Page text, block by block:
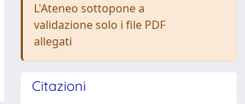
L'Ateneo sottopone a
validazione solo i file PDF
allegati
Citazioni